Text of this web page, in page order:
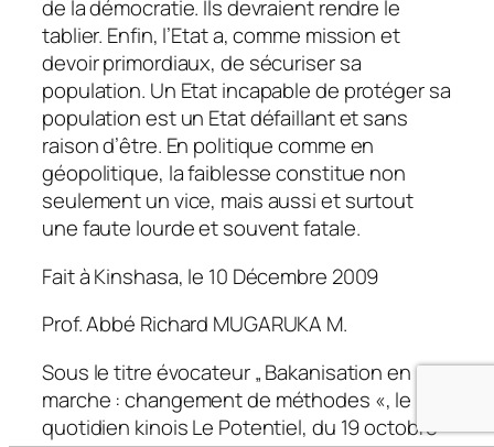
de la démocratie. Ils devraient rendre le
tablier. Enfin, l’Etat a, comme mission et
devoir primordiaux, de sécuriser sa
population. Un Etat incapable de protéger sa
population est un Etat défaillant et sans
raison d’être. En politique comme en
géopolitique, la faiblesse constitue non
seulement un vice, mais aussi et surtout
une faute lourde et souvent fatale.
Fait à Kinshasa, le 10 Décembre 2009
Prof. Abbé Richard MUGARUKA M.
Sous le titre évocateur „ Bakanisation en
marche : changement de méthodes «, le
quotidien kinois Le Potentiel, du 19 octobre